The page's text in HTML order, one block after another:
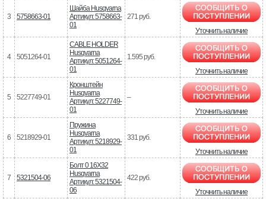
3 5758663-01
Шайба Husqvarna
Артикул: 5758663-
01
271 руб.
Уточнить наличие
4 5051264-01
CABLE HOLDER
Husqvarna
Артикул: 5051264-
01
1.595 руб.
Уточнить наличие
5 5227749-01
Кронштейн
Husqvarna
Артикул: 5227749-
01
–
Уточнить наличие
6 5218929-01
Пружина
Husqvarna
Артикул: 5218929-
01
331 руб.
Уточнить наличие
7 5321504-06
Болт 0 16X32
Husqvarna
Артикул: 5321504-
06
422 руб.
Уточнить наличие